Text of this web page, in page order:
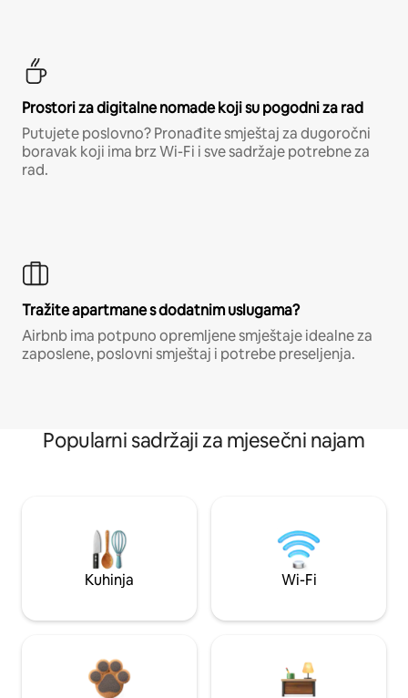
Prostori za digitalne nomade koji su pogodni za rad
Putujete poslovno? Pronađite smještaj za dugoročni
boravak koji ima brz Wi-Fi i sve sadržaje potrebne za
rad.
Tražite apartmane s dodatnim uslugama?
Airbnb ima potpuno opremljene smještaje idealne za
zaposlene, poslovni smještaj i potrebe preseljenja.
Popularni sadržaji za mjesečni najam
Kuhinja Wi-Fi